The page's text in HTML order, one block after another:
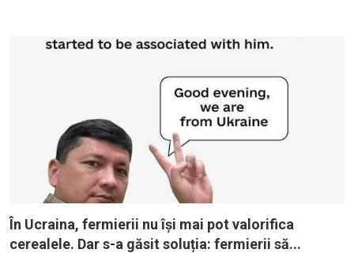
În Ucraina, fermierii nu își mai pot valorifica
cerealele. Dar s-a găsit soluția: fermierii să...